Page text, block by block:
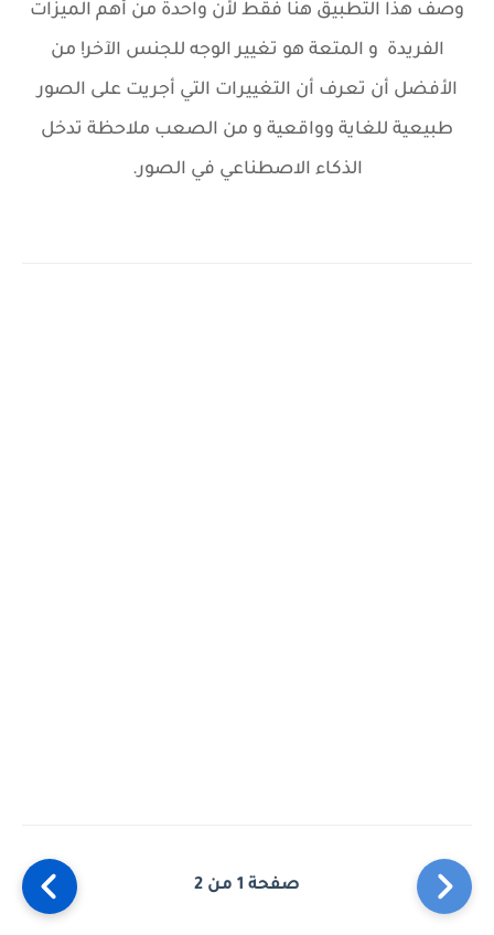
وصف هذا التطبيق هنا فقط لأن واحدة من أهم الميزات
الفريدة و المتعة هو تغيير الوجه للجنس الآخر! من
الأفضل أن تعرف أن التغييرات التي أجريت على الصور
طبيعية للغاية وواقعية و من الصعب ملاحظة تدخل
الذكاء الاصطناعي في الصور.
صفحة 1 من 2